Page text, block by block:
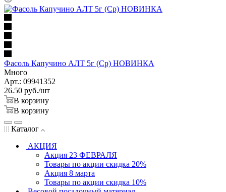
Фасоль Капучино АЛТ 5г (Ср) НОВИНКА
Много
Арт.: 09941352
26.50 руб./шт
В корзину
В корзину
Каталог
АКЦИЯ
Акция 23 ФЕВРАЛЯ
Товары по акции скидка 20%
Акция 8 марта
Товары по акции скидка 10%